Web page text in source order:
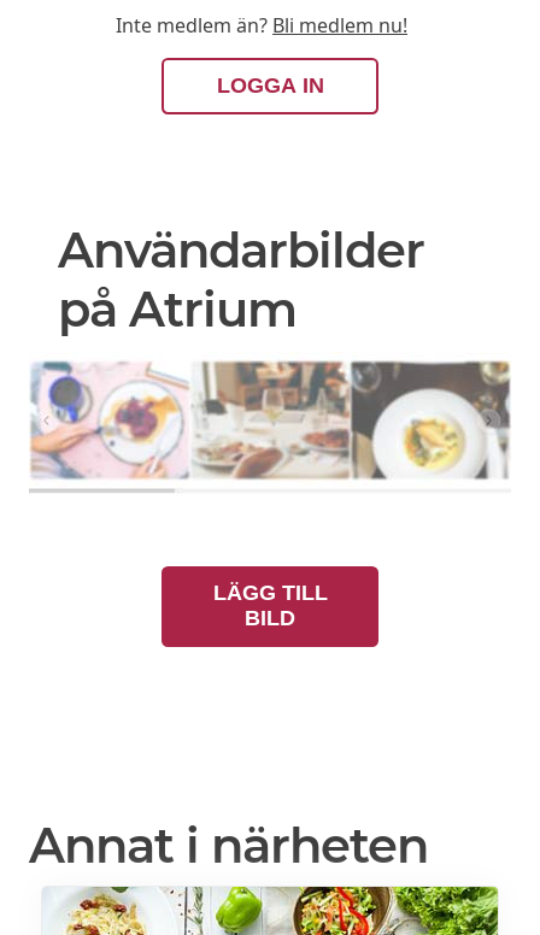
Inte medlem än? Bli medlem nu!
LOGGA IN
Användarbilder
på Atrium
LÄGG TILL
BILD
Annat i närheten